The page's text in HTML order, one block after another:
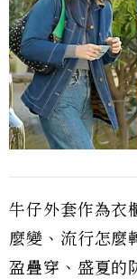
牛仔外套作為衣
麼變、流行怎麼
盈疊穿、盛夏的